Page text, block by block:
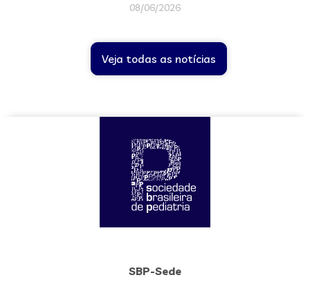
08/06/2026
Veja todas as notícias
SBP-Sede